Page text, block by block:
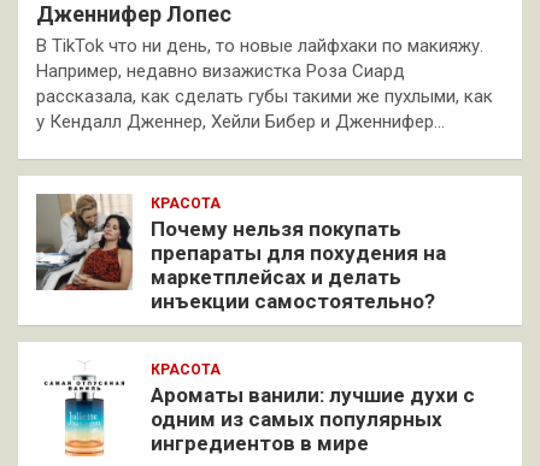
Дженнифер Лопес
В TikTok что ни день, то новые лайфхаки по макияжу.
Например, недавно визажистка Роза Сиард
рассказала, как сделать губы такими же пухлыми, как
у Кендалл Дженнер, Хейли Бибер и Дженнифер…
КРАСОТА
Почему нельзя покупать
препараты для похудения на
маркетплейсах и делать
инъекции самостоятельно?
КРАСОТА
Ароматы ванили: лучшие духи с
одним из самых популярных
ингредиентов в мире